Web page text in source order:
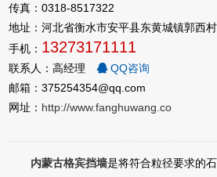
传真：0318-8517322
地址：河北省衡水市安平县东黄城镇郭西
手机： 13273171111
联系人：高经理
QQ咨询
邮箱：375254354@qq.com
网址： http://www.fanghuwang.co
内蒙古格宾挡墙是将符合粒径要求的